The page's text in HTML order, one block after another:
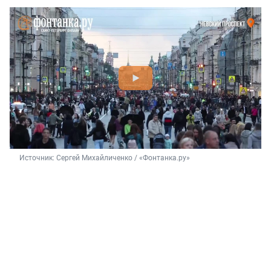
Источник: Сергей Михайличенко / «Фонтанка.ру»